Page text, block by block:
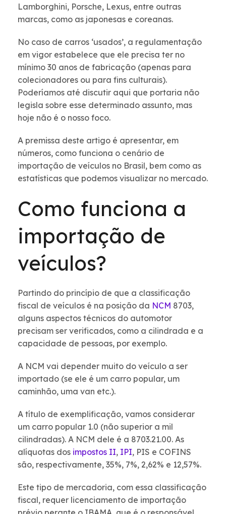
Lamborghini, Porsche, Lexus, entre outras
marcas, como as japonesas e coreanas.
No caso de carros ‘usados’, a regulamentação
em vigor estabelece que ele precisa ter no
mínimo 30 anos de fabricação (apenas para
colecionadores ou para fins culturais).
Poderíamos até discutir aqui que portaria não
legisla sobre esse determinado assunto, mas
hoje não é o nosso foco.
A premissa deste artigo é apresentar, em
números, como funciona o cenário de
importação de veículos no Brasil, bem como as
estatísticas que podemos visualizar no mercado.
Como funciona a
importação de
veículos?
Partindo do princípio de que a classificação
fiscal de veículos é na posição da NCM 8703,
alguns aspectos técnicos do automotor
precisam ser verificados, como a cilindrada e a
capacidade de pessoas, por exemplo.
A NCM vai depender muito do veículo a ser
importado (se ele é um carro popular, um
caminhão, uma van etc.).
A título de exemplificação, vamos considerar
um carro popular 1.0 (não superior a mil
cilindradas). A NCM dele é a 8703.21.00. As
alíquotas dos impostos II, IPI, PIS e COFINS
são, respectivamente, 35%, 7%, 2,62% e 12,57%.
Este tipo de mercadoria, com essa classificação
fiscal, requer licenciamento de importação